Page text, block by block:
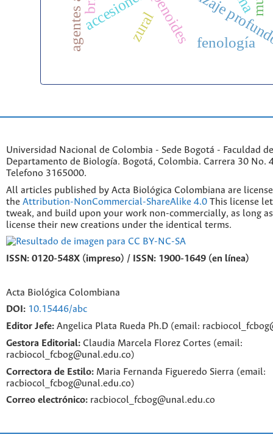
fenología
zural
accesiones
Universidad Nacional de Colombia - Sede Bogotá - Faculdad
Departamento de Biología. Bogotá, Colombia. Carrera 30 No.
Telefono 3165000.
All articles published by Acta Biológica Colombiana are
the Attribution-NonCommercial-ShareAlike 4.0 This license
tweak, and build upon your work non-commercially, as long
license their new creations under the identical terms.
ISSN: 0120-548X (impreso) / ISSN: 1900-1649 (en línea)
Acta Biológica Colombiana
DOI: 10.15446/abc
Editor Jefe: Angelica Plata Rueda Ph.D (email:
Gestora Editorial: Claudia Marcela Florez Cortes (email:
racbiocol_fcbog@unal.edu.co)
Correctora de Estilo: Maria Fernanda Figueredo Sierra (email:
racbiocol_fcbog@unal.edu.co)
Correo electrónico: racbiocol_fcbog@unal.edu.co